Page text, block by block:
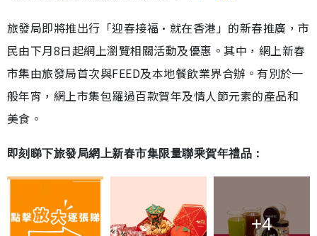
旅發局即將推出行「迎春接福·就在香港」的新春推廣，市
民由下月8日起網上瀏覽相關活動及優惠。其中，網上新春
市集由旅發局首次與FEED及本地餐飲業界合辦。有別於一
般年宵，網上市集包羅過百款賀年及情人節元素的產品和
美食。
即刻睇下旅發局網上新春市集限量聯乘賀年禮品：
+4